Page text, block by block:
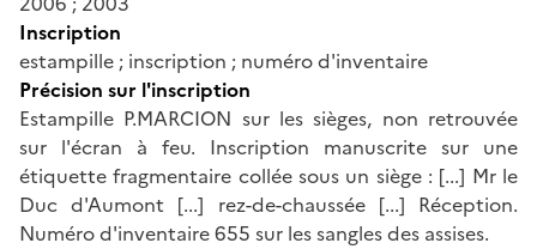
Inscription
estampille ; inscription ; numéro d'inventaire
Précision sur l'inscription
Estampille P.MARCION sur les sièges, non retrouvée
sur l'écran à feu. Inscription manuscrite sur une
étiquette fragmentaire collée sous un siège : [...] Mr le
Duc d'Aumont [...] rez-de-chaussée [...] Réception.
Numéro d'inventaire 655 sur les sangles des assises.